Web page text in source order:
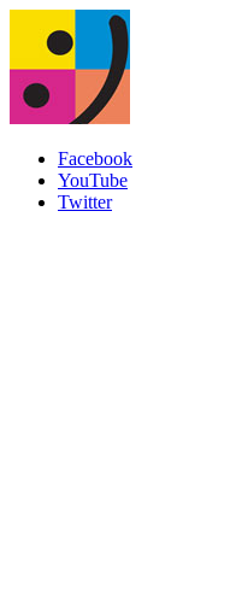
Facebook
YouTube
Twitter